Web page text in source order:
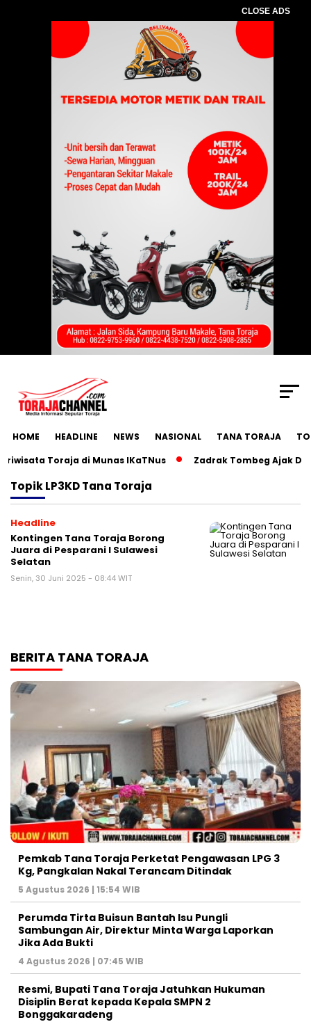
CLOSE ADS
HOME HEADLINE NEWS NASIONAL TANA TORAJA
Toraja di Munas IKaTNus
Zadrak Tombeg Ajak
TopikLP3KD Tana Toraja
Headline
Kontingen Tana Toraja Borong
Juara di Pesparani I Sulawesi
Selatan
Senin, 30 Juni 2025 - 08:44 WIT
BERITA TANA TORAJA
Pemkab Tana Toraja Perketat Pengawasan LPG 3
Kg, Pangkalan Nakal Terancam Ditindak
5 Agustus 2026 | 15:54 WIB
Perumda Tirta Buisun Bantah Isu Pungli
Sambungan Air, Direktur Minta Warga Laporkan
Jika Ada Bukti
4 Agustus 2026 | 07:45 WIB
Resmi, Bupati Tana Toraja Jatuhkan Hukuman
Disiplin Berat kepada Kepala SMPN 2
Bonggakaradeng